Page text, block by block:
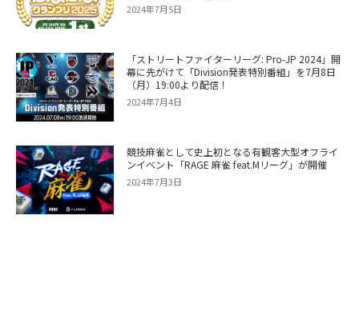
2024年7月5日
「ストリートファイターリーグ: Pro-JP 2024」開
幕に先がけて「Division発表特別番組」を7月8日
（月）19:00より配信！
2024年7月4日
競技麻雀として史上初となる有観客大型オフライ
ンイベント「RAGE 麻雀 feat.Mリーグ」が開催
2024年7月3日